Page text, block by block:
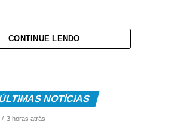
serviços serão retomados
de Fazenda agradece a
CONTINUE LENDO
NOTÍCIAS
3 horas atrás